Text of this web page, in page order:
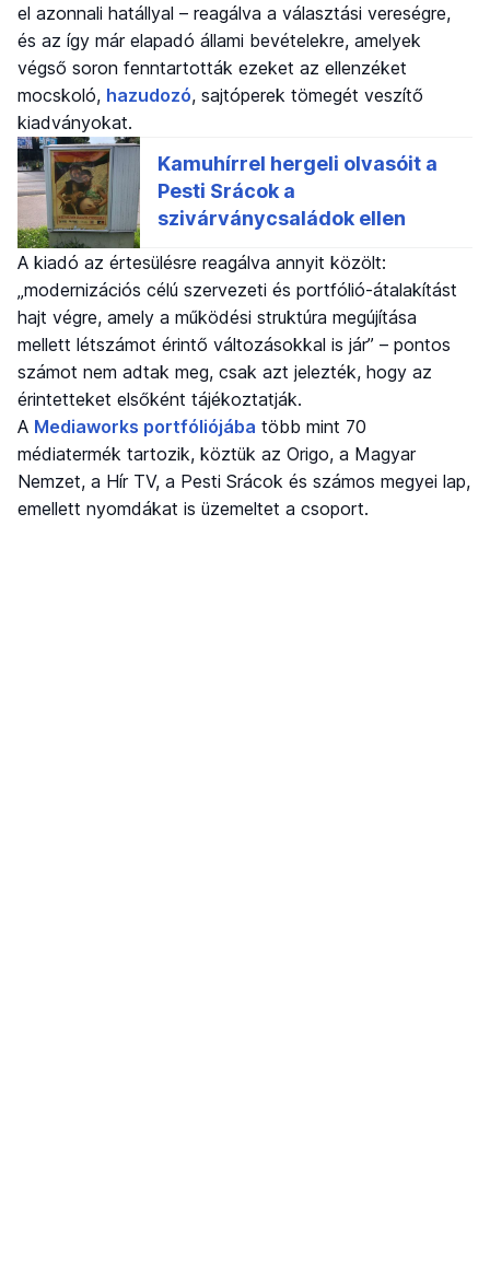
el azonnali hatállyal – reagálva a választási vereségre,
és az így már elapadó állami bevételekre, amelyek
végső soron fenntartották ezeket az ellenzéket
mocskoló, hazudozó, sajtóperek tömegét veszítő
kiadványokat.
A kiadó az értesülésre reagálva annyit közölt:
„modernizációs célú szervezeti és portfólió-átalakítást
hajt végre, amely a működési struktúra megújítása
mellett létszámot érintő változásokkal is jár” – pontos
számot nem adtak meg, csak azt jelezték, hogy az
érintetteket elsőként tájékoztatják.
A Mediaworks portfóliójába több mint 70
médiatermék tartozik, köztük az Origo, a Magyar
Nemzet, a Hír TV, a Pesti Srácok és számos megyei lap,
emellett nyomdákat is üzemeltet a csoport.